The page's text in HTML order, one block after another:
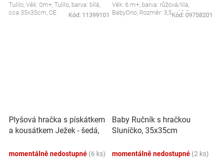
Tulilo, Věk: 0m+, Tulilo, barva: bílá,
cca 35x35cm, CE
Kód: 11399101
Věk: 6 m+, barva: růžová/lila,
BabyOno, Rozměr: 3,5 x 10,5 cm
Kód: 09758201
Plyšová hračka s pískátkem
a kousátkem Ježek - šedá,
momentálně nedostupné (6 ks)
Baby Ručník s hračkou
Sluníčko, 35x35cm
momentálně nedostupné (2 ks)